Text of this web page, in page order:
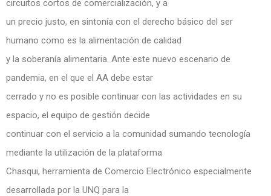
circuitos cortos de comercialización, y a
un precio justo, en sintonía con el derecho básico del ser
humano como es la alimentación de calidad
y la soberanía alimentaria. Ante este nuevo escenario de
pandemia, en el que el AA debe estar
cerrado y no es posible continuar con las actividades en su
espacio, el equipo de gestión decide
continuar con el servicio a la comunidad sumando tecnología
mediante la utilización de la plataforma
Chasqui, herramienta de Comercio Electrónico especialmente
desarrollada por la UNQ para la